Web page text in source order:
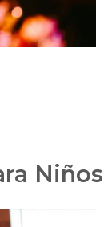
Niños